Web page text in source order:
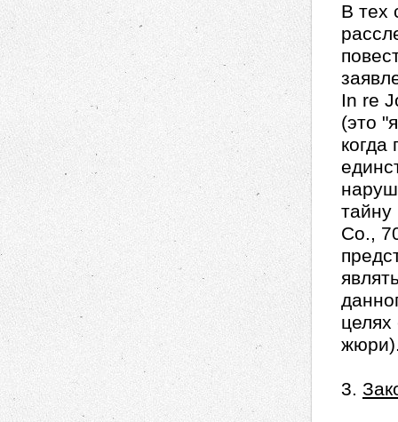
В тех
In re
(это
когда
Co.,
3.